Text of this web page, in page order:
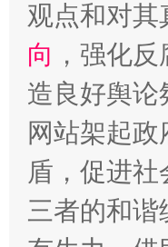
观点和对其
向 ，强化
造良好舆论
网站架起
盾，促进
三者的和